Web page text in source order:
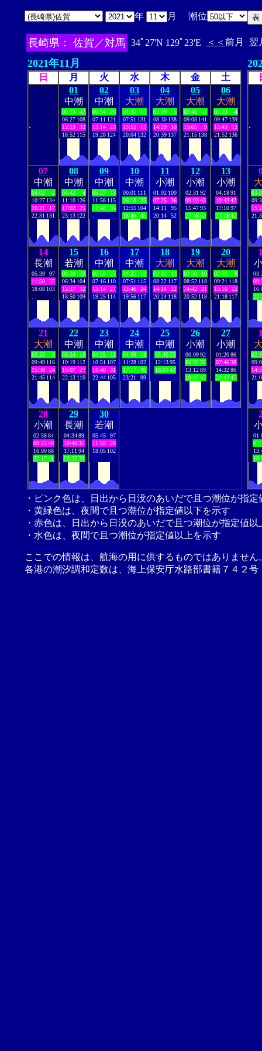
年 月 潮位
長崎県： 佐賀／対馬 34ﾟ27'N 129ﾟ23'E ＜＜ 前月 翌
2021年11月
日 月 火 水 木 金 土
.
01
中潮
00:13
42
06:27 108
12:33
32
18:52 115
02
中潮
00:54
28
07:11 121
13:14
23
19:28 124
03
大潮
01:32
15
07:51 131
13:52
15
20:04 132
04
大潮
02:09
5
08:30 138
14:29
10
20:39 137
05
大潮
02:46
-1
09:08 141
15:05
9
21:15 138
06
大潮
03:23
-4
09:47 139
15:43
12
21:52 136
07
中潮
04:02
-2
10:27 134
16:21
17
22:31 131
08
中潮
04:42
4
11:10 126
17:02
25
23:13 122
09
中潮
05:27
13
11:58 115
17:48
35
10
中潮
00:01 111
06:18
25
12:55 104
18:46
45
11
小潮
01:02 100
07:25
36
14:11
95
20:14
52
12
小潮
02:31 92
09:03 43
15:47 93
22:08 50
13
小潮
04:18 91
10:43 42
17:10 97
23:28 42
14
長潮
05:39
97
11:50
37
18:08 103
15
若潮
00:20
33
06:34 104
12:37
32
18:50 109
16
中潮
00:59
25
07:16 110
13:14
27
19:25 114
17
中潮
01:32
18
07:51 115
13:46
24
19:56 117
18
大潮
02:02
13
08:22 117
14:14
22
20:24 118
19
大潮
02:30
10
08:52 118
14:42
21
20:52 118
20
大潮
02:57
8
09:21 118
15:10
22
21:18 117
21
大潮
03:25
8
09:49 116
15:38
24
21:45 114
22
中潮
03:54
10
10:19 112
16:07
27
22:13 110
23
中潮
04:25
13
10:51 107
16:40
31
22:44 105
24
中潮
04:59
18
11:28 102
17:17
36
23:21
99
25
中潮
05:40 25
12:13 95
18:03 42
26
小潮
00:09 92
06:32 32
13:12 89
19:07 47
27
小潮
01:20 86
07:46 38
14:32 86
20:42 47
28
小潮
02:58 84
09:23 40
16:00 88
22:17 41
29
長潮
04:34 89
10:48 35
17:11 94
23:25 30
30
若潮
05:45
97
11:50
28
18:05 102
.
・ピンク色は、日出から日没のあいだで且つ潮位が指
・黄緑色は、夜間で且つ潮位が指定値以下を示す
・赤色は、日出から日没のあいだで且つ潮位が指定値以
・水色は、夜間で且つ潮位が指定値以上を示す
ここでの情報は、航海の用に供するものではありませ
各港の潮汐調和定数は、海上保安庁水路部書籍７４２